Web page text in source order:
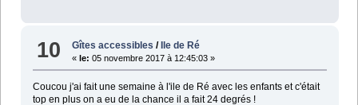
10 Gîtes accessibles / Ile de Ré
«le: 05 novembre 2017 à 12:45:03 »
Coucou j'ai fait une semaine à l'ile de Ré avec les enfants et c'était
top en plus on a eu de la chance il a fait 24 degrés !